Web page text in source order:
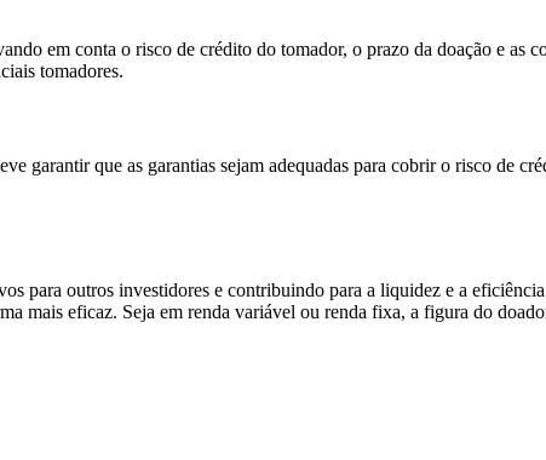
em conta o risco de crédito do tomador, o prazo da doação e as
tomadores.
garantir que as garantias sejam adequadas para cobrir o risco de
para outros investidores e contribuindo para a liquidez e a
mais eficaz. Seja em renda variável ou renda fixa, a figura do